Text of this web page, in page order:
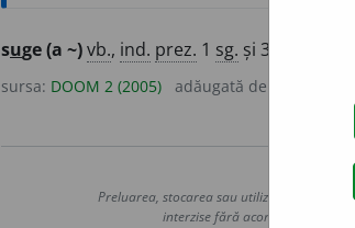
suge(a ~)vb., ind. prez. 1 sg. și 3
sursa: DOOM 2 (2005) adăugată de
Preluarea, stocarea sau utilizarea datelor
interzise fără acordul nostru